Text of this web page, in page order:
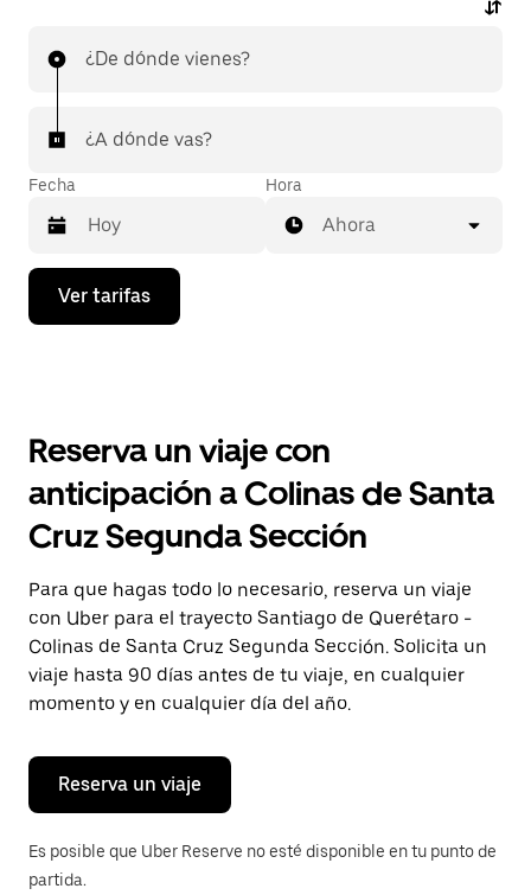
¿De dónde vienes?
¿A dónde vas?
Fecha
Presiona
flecha
el
y
selecciona
una
Presiona
la
tecla Esc
para
cerrar
el
calendario.
Hora
Ahora
Ver tarifas
Reserva un viaje con
anticipación a Colinas de Santa
Cruz Segunda Sección
Para que hagas todo lo necesario, reserva un viaje
con Uber para el trayecto Santiago de Querétaro -
Colinas de Santa Cruz Segunda Sección. Solicita un
viaje hasta 90 días antes de tu viaje, en cualquier
momento y en cualquier día del año.
Reserva un viaje
Es posible que Uber Reserve no esté disponible en tu punto de
partida.